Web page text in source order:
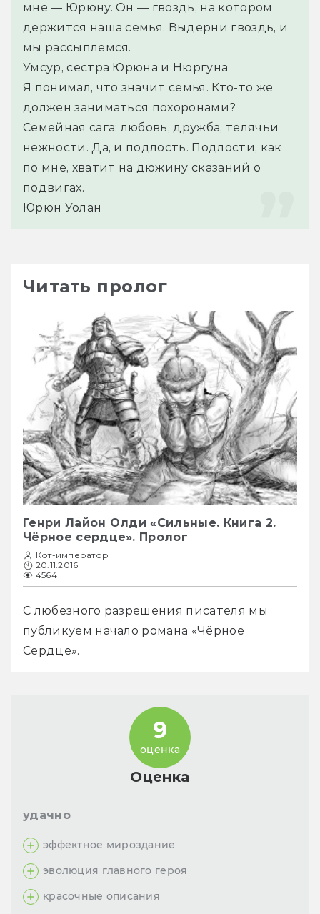
мне — Юрюну. Он — гвоздь, на котором
держится наша семья. Выдерни гвоздь, и
мы рассыплемся.
Умсур, сестра Юрюна и Нюргуна
Я понимал, что значит семья. Кто-то же
должен заниматься похоронами?
Семейная сага: любовь, дружба, телячьи
нежности. Да, и подлость. Подлости, как
по мне, хватит на дюжину сказаний о
подвигах.
Юрюн Уолан
Читать пролог
Генри Лайон Олди «Сильные. Книга 2.
Чёрное сердце». Пролог
Кот-император
20.11.2016
4564
С любезного разрешения писателя мы
публикуем начало романа «Чёрное
Сердце».
Оценка
9
оценка
удачно
эффектное мироздание
эволюция главного героя
красочные описания